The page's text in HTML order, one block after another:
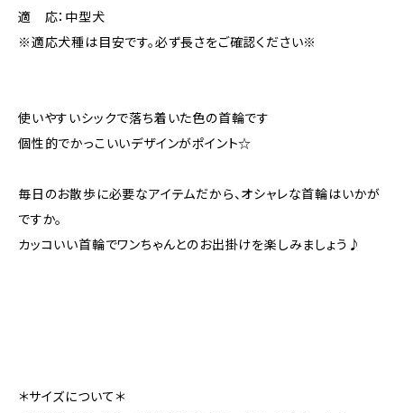
適 応：中型犬
※適応犬種は目安です。必ず長さをご確認ください※
使いやすいシックで落ち着いた色の首輪です
個性的でかっこいいデザインがポイント☆
毎日のお散歩に必要なアイテムだから、オシャレな首輪はいかが
ですか。
カッコいい首輪でワンちゃんとのお出掛けを楽しみましょう♪
＊サイズについて＊